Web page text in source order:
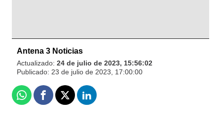
Antena 3 Noticias
Actualizado: 24 de julio de 2023, 15:56:02
Publicado: 23 de julio de 2023, 17:00:00
WhatsappFacebook
X Linkedin